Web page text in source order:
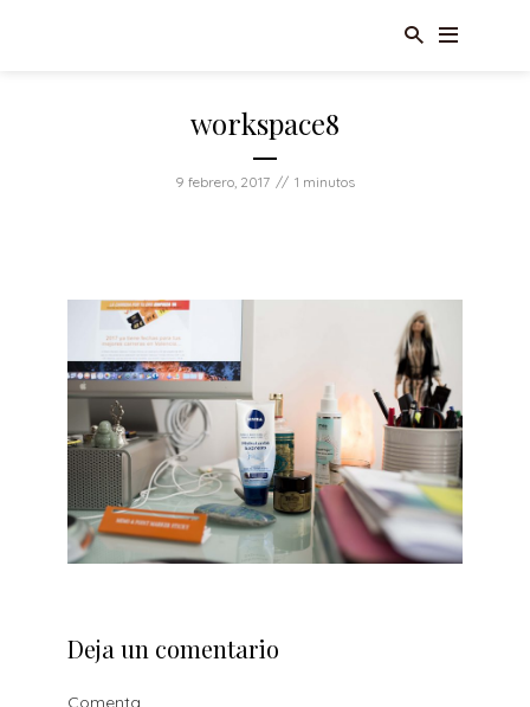
workspace8
9 febrero, 2017 1 minutos
Deja un comentario
Comenta